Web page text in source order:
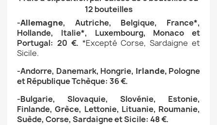
12 bouteilles
-Allemagne, Autriche, Belgique, France*,
Hollande, Italie*, Luxembourg, Monaco et
Portugal: 20 €. *ExceptéCorse, Sardaigne et
Sicile.
-Andorre, Danemark, Hongrie, Irlande, Pologne
et République Tchèque: 36 €.
-Bulgarie, Slovaquie, Slovénie, Estonie,
Finlande, Grèce, Lettonie, Lituanie, Roumanie,
Suède, Corse, Sardaigne et Sicile: 48 €.